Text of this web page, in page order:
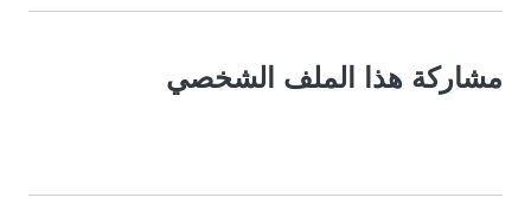
مشاركة هذا الملف الشخصي